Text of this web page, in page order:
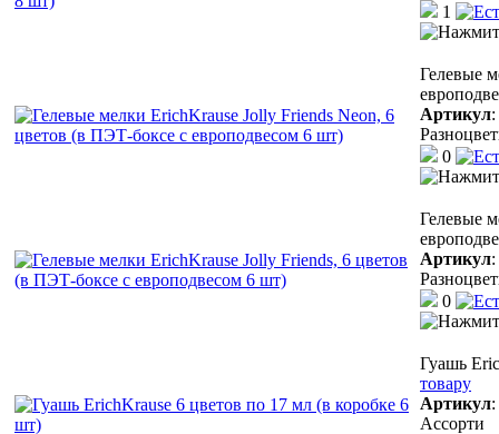
1
Гелевые
Артикул:
0
Гелевые
Артикул:
0
Гуашь
товару
Артикул:
Ассорти